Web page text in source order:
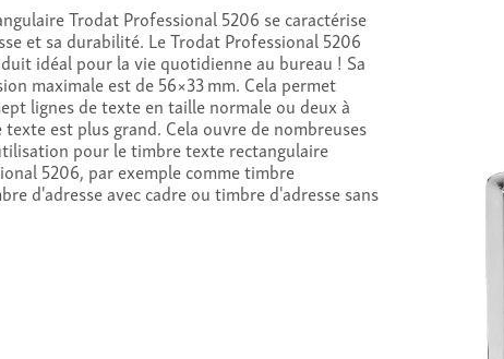
Trodat Professional 5206 se caractérise
et sa durabilité. Le Trodat Professional 5206
idéal pour la vie quotidienne au bureau ! Sa
maximale est de 56×33 mm. Cela permet
lignes de texte en taille normale ou deux à
texte est plus grand. Cela ouvre de nombreuses
pour le timbre texte rectangulaire
5206, par exemple comme timbre
d'adresse avec cadre ou timbre d'adresse sans